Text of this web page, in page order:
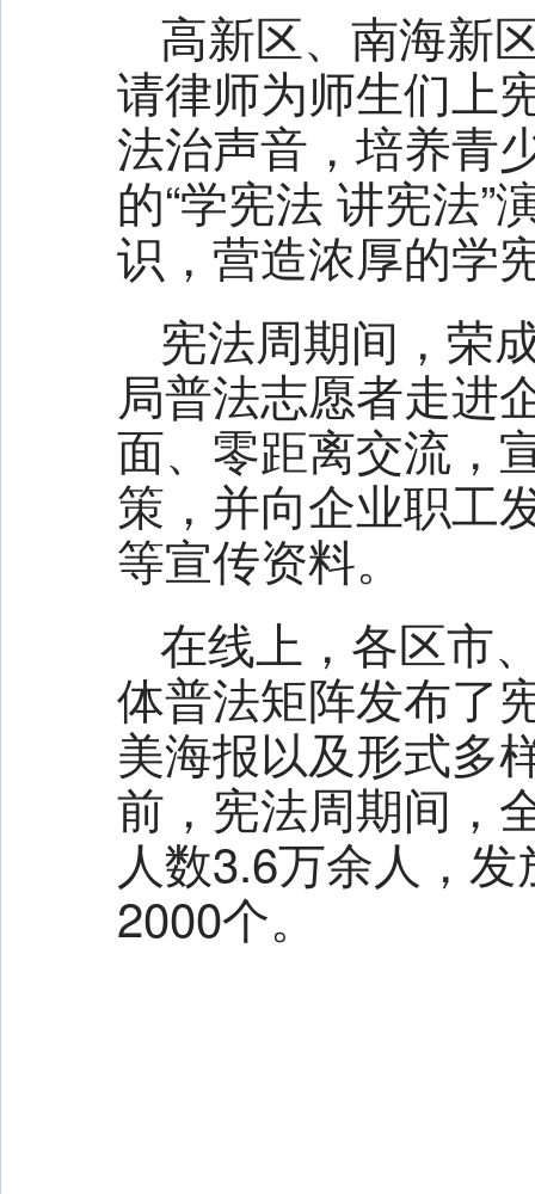
高新区、南海新
请律师为师生们上
法治声音，培养青
的“学宪法 讲宪法”
识，营造浓厚的学
宪法周期间，荣
局普法志愿者走进
面、零距离交流，
策，并向企业职工
等宣传资料。
在线上，各区市
体普法矩阵发布了
美海报以及形式多
前，宪法周期间，
人数3.6万余人，
2000个。